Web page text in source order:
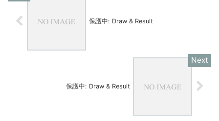
保護中: Draw & Result
保護中: Draw & Result